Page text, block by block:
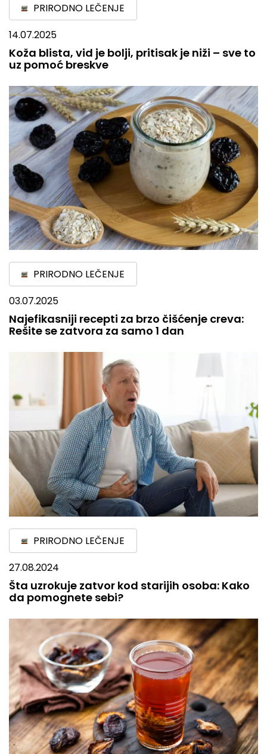
PRIRODNO LEČENJE
14.07.2025
Koža blista, vid je bolji, pritisak je niži – sve to
uz pomoć breskve
PRIRODNO LEČENJE
03.07.2025
Najefikasniji recepti za brzo čišćenje creva:
Rešite se zatvora za samo 1 dan
PRIRODNO LEČENJE
27.08.2024
Šta uzrokuje zatvor kod starijih osoba: Kako
da pomognete sebi?